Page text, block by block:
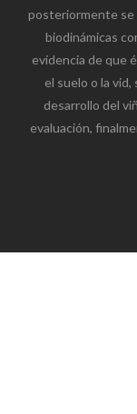
posteriormente se
biodinámicas
evidencia de que
el suelo o la
desarrollo del
evaluación,